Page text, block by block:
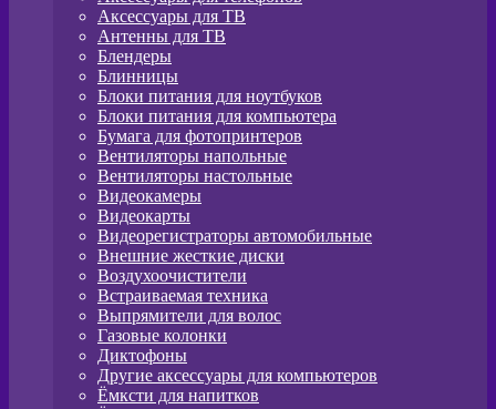
Аксессуары для ТВ
Антенны для ТВ
Блендеры
Блинницы
Блоки питания для ноутбуков
Блоки питания для компьютера
Бумага для фотопринтеров
Вентиляторы напольные
Вентиляторы настольные
Видеокамеры
Видеокарты
Видеорегистраторы автомобильные
Внешние жесткие диски
Воздухоочистители
Встраиваемая техника
Выпрямители для волос
Газовые колонки
Диктофоны
Другие аксессуары для компьютеров
Ёмксти для напитков